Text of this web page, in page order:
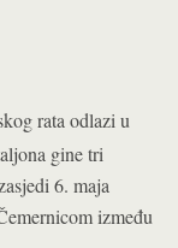
rata odlazi u
gine tri
6. maja
između